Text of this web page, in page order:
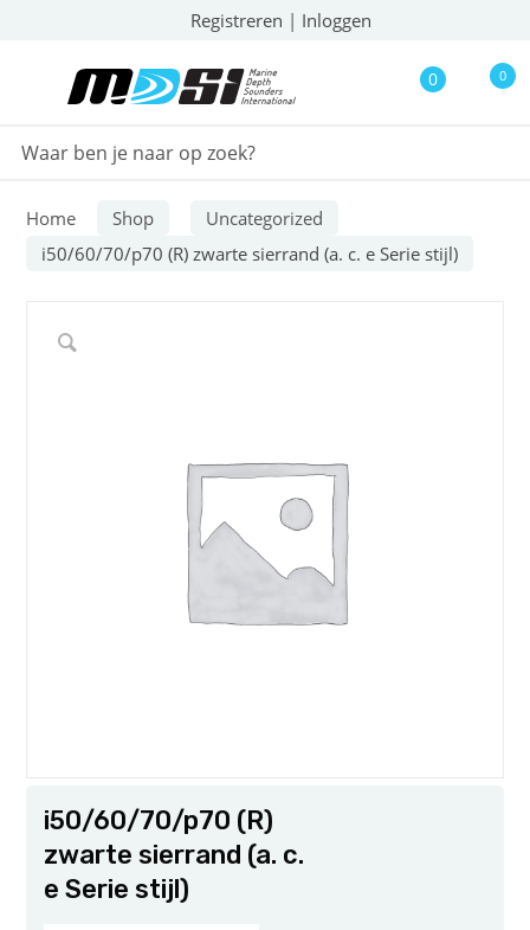
Registreren | Inloggen
0 0
Home Shop
Uncategorized
i50/60/70/p70 (R) zwarte sierrand (a. c. e Serie stijl)
i50/60/70/p70 (R)
zwarte sierrand (a. c.
e Serie stijl)